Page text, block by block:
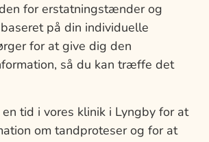
for erstatningstænder og
på din individuelle
for at give dig den
så du kan træffe det
tid i vores klinik i Lyngby for at
om tandproteser og for at